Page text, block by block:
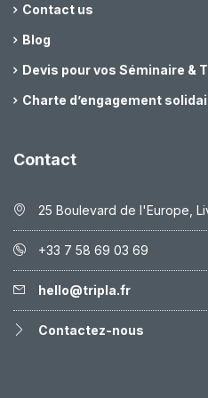
Contact us
Blog
Devis pour vos Séminaire &
Charte d’engagement
Contact
25 Boulevard de l'Europe,
+33 7 58 69 03 69
hello@tripla.fr
Contactez-nous